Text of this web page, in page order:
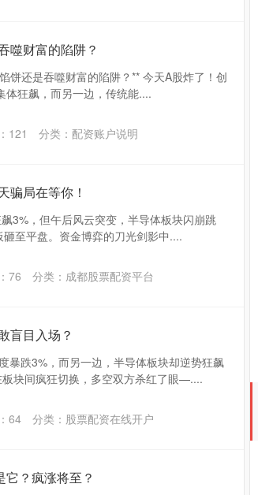
噬财富的陷阱？
饼还是吞噬财富的陷阱？** 今天A股炸了！创
体狂飙，而另一边，传统能....
121 分类： 配资账户说明
骗局在等你！
3%，但午后风云突变，半导体板块闪崩跳
至平盘。资金博弈的刀光剑影中....
76 分类： 成都股票配资平台
盲目入场？
暴跌3%，而另一边，半导体板块却逆势狂飙
块间疯狂切换，多空双方杀红了眼—....
64 分类： 股票配资在线开户
？疯涨将至？